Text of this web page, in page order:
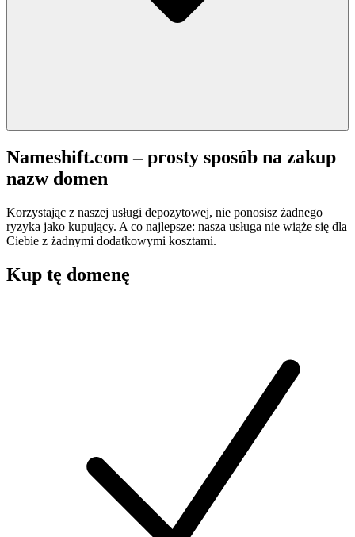
Nameshift.com – prosty sposób na zakup
nazw domen
Korzystając z naszej usługi depozytowej, nie ponosisz żadnego
ryzyka jako kupujący. A co najlepsze: nasza usługa nie wiąże się dla
Ciebie z żadnymi dodatkowymi kosztami.
Kup tę domenę